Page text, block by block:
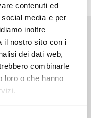
contenuti ed
media e per
inoltre
il nostro sito con i
dei dati web,
combinarle
loro o che hanno